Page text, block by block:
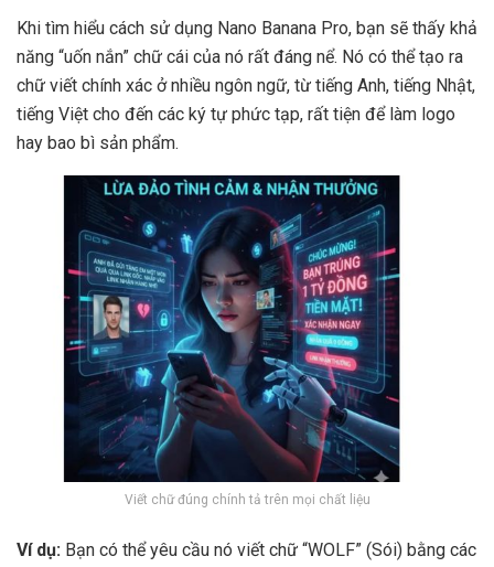
Khi tìm hiểu cách sử dụng Nano Banana Pro, bạn sẽ thấy khả
năng “uốn nắn” chữ cái của nó rất đáng nể. Nó có thể tạo ra
chữ viết chính xác ở nhiều ngôn ngữ, từ tiếng Anh, tiếng Nhật,
tiếng Việt cho đến các ký tự phức tạp, rất tiện để làm logo
hay bao bì sản phẩm.
Viết chữ đúng chính tả trên mọi chất liệu
Ví dụ: Bạn có thể yêu cầu nó viết chữ “WOLF” (Sói) bằng các